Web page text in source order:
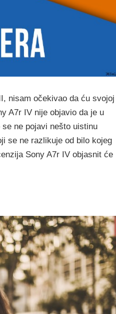
nisam očekivao da ću svojoj
A7r IV nije objavio da je u
ne pojavi nešto uistinu
se ne razlikuje od bilo kojeg
Sony A7r IV objasnit će